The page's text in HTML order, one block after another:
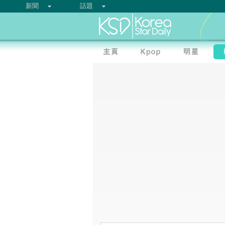
新聞 話題